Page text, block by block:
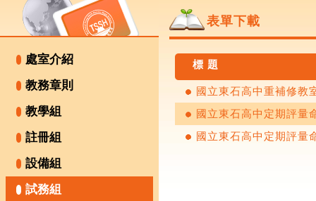
處室介紹
教務章則
教學組
註冊組
設備組
試務組
表單下載
標 題
國立東石高中重補修教
國立東石高中定期評量
國立東石高中定期評量